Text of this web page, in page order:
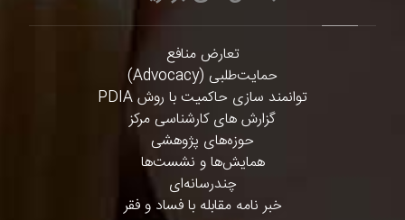
تعارض منافع
حمایت‌طلبی (Advocacy)
توانمند سازی حاکمیت با روش PDIA
گزارش های کارشناسی مرکز
حوزه‌های پژوهشی
همایش‌ها و نشست‌ها
چندرسانه‌ای
خبر نامه مقابله با فساد و فقر